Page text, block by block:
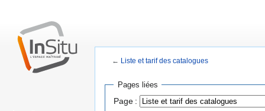
← Liste et tarif des catalogues
Aller
AllerPages liées
Page :